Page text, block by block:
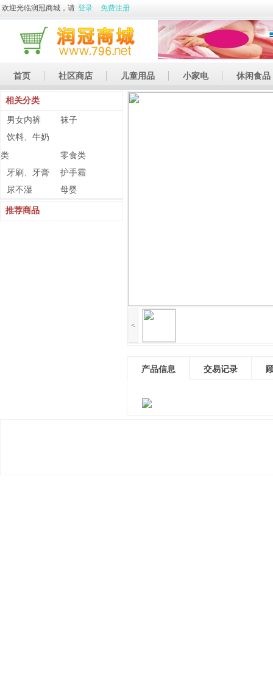
欢迎光临润冠商城，请 登录 免费注册
首页 社区商店 儿童用品 小家电 休闲食品
休闲娱乐 土特产
相关分类
男女内裤
袜子
饮料、牛奶
类
零食类
牙刷、牙膏
护手霜
尿不湿
母婴
推荐商品
<
产品信息 交易记录